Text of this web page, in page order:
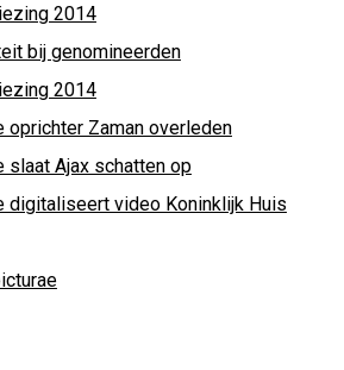
2014
bij genomineerden
2014
oprichter Zaman overleden
slaat Ajax schatten op
digitaliseert video Koninklijk Huis